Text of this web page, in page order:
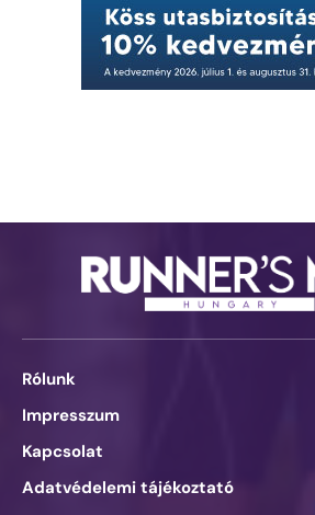
Rólunk
Impresszum
Kapcsolat
Adatvédelemi tájékoztató